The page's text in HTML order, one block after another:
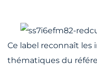
Ce label reconnaît
thématiques du